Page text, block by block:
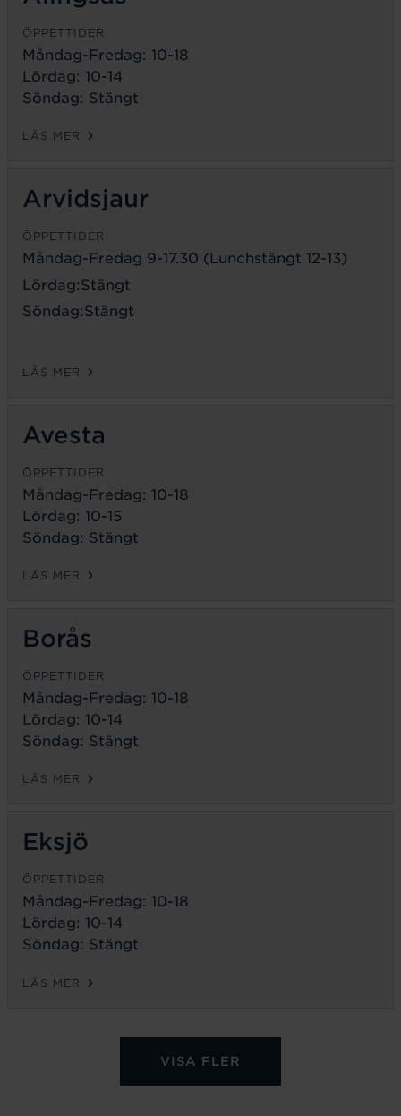
ÖPPETTIDER
Måndag-Fredag: 10-18
Lördag: 10-14
Söndag: Stängt
LÄS MER
Arvidsjaur
ÖPPETTIDER
Måndag-Fredag 9-17.30 (Lunchstängt 12-13)
Lördag:Stängt
Söndag:Stängt
LÄS MER
Avesta
ÖPPETTIDER
Måndag-Fredag: 10-18
Lördag: 10-15
Söndag: Stängt
LÄS MER
Borås
ÖPPETTIDER
Måndag-Fredag: 10-18
Lördag: 10-14
Söndag: Stängt
LÄS MER
Eksjö
ÖPPETTIDER
Måndag-Fredag: 10-18
Lördag: 10-14
Söndag: Stängt
LÄS MER
VISA FLER